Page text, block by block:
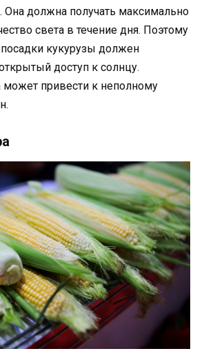
Она должна получать максимально
света в течение дня. Поэтому
кукурузы должен
доступ к солнцу.
может привести к неполному